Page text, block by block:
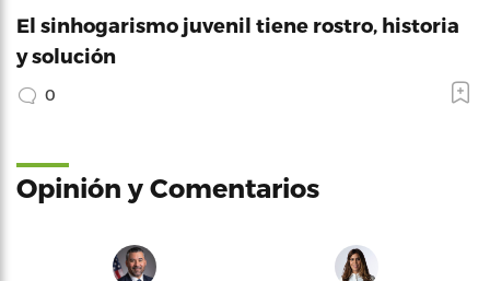
El sinhogarismo juvenil tiene rostro, historia
y solución
0
Opinión y Comentarios